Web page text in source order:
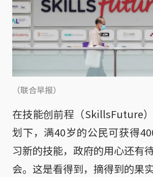
（联合早报）
在技能创前程（SkillsFuture
划下，满40岁的公民可获得
习新的技能，政府的用心还有
会。这是看得到，摘得到的果